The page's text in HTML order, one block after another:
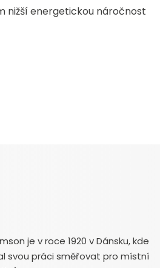
nižší energetickou náročnost
je v roce 1920 v Dánsku, kde
svou práci směřovat pro místní